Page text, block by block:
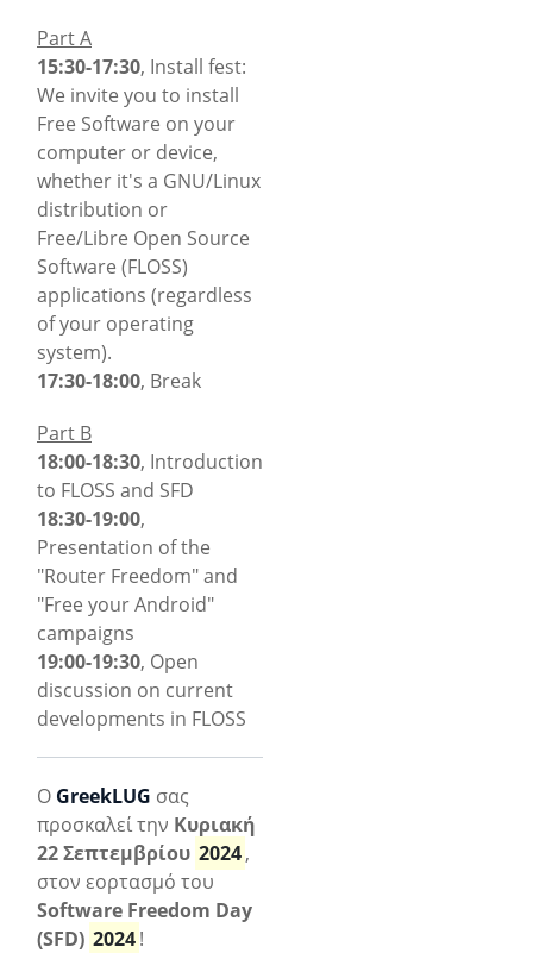
Part A
15:30-17:30, Install fest:
We invite you to install
Free Software on your
computer or device,
whether it's a GNU/Linux
distribution or
Free/Libre Open Source
Software (FLOSS)
applications (regardless
of your operating
system).
17:30-18:00, Break
Part B
18:00-18:30, Introduction
to FLOSS and SFD
18:30-19:00,
Presentation of the
"Router Freedom" and
"Free your Android"
campaigns
19:00-19:30, Open
discussion on current
developments in FLOSS
Ο GreekLUG σας
προσκαλεί την Κυριακή
22 Σεπτεμβρίου 2024,
στον εορτασμό του
Software Freedom Day
(SFD) 2024!